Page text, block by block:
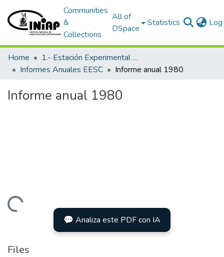
Communities
&
Collections
All of
DSpace
Statistics
Home
1.- Estación Experimental Santa Catalina
Informes Anuales EESC
Informe anual 1980
Informe anual 1980
Loading... 💬 Analiza este PDF con IA
Files